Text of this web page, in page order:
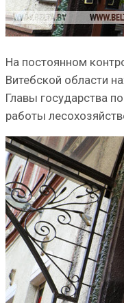
На постоянном
Витебской области
Главы государства
работы